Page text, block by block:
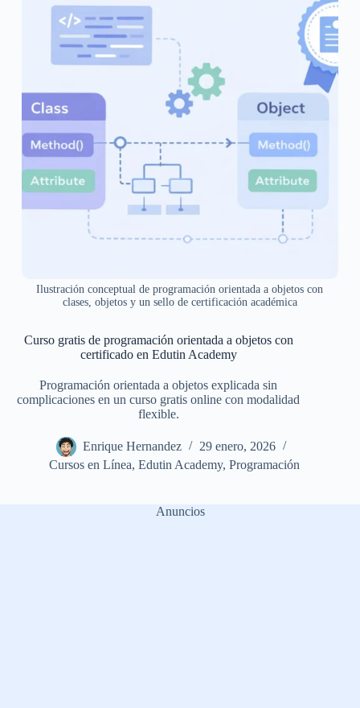
Ilustración conceptual de programación orientada a objetos con
clases, objetos y un sello de certificación académica
Curso gratis de programación orientada a objetos con
certificado en Edutin Academy
Programación orientada a objetos explicada sin
complicaciones en un curso gratis online con modalidad
flexible.
Enrique Hernandez
29 enero, 2026
Cursos en Línea,Edutin Academy,Programación
Anuncios